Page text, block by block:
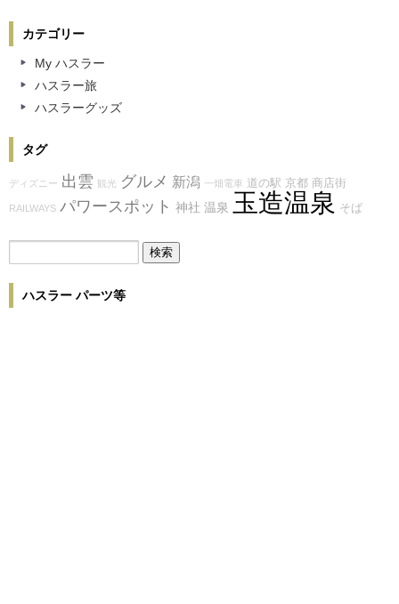
カテゴリー
My ハスラー
ハスラー旅
ハスラーグッズ
タグ
ディズニー 出雲 観光 グルメ 新潟 一畑電車 道の駅 京都 商店街
RAILWAYS パワースポット 神社 温泉 玉造温泉 そば
ハスラー パーツ等